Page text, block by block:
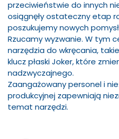
przeciwieństwie do innych
osiągnęły ostateczny etap
poszukujemy nowych
Rzucamy wyzwanie. W tym
narzędzia do wkręcania,
klucz płaski Joker, które
nadzwyczajnego.
Zaangażowany personel i
produkcyjnej zapewniają
temat narzędzi.